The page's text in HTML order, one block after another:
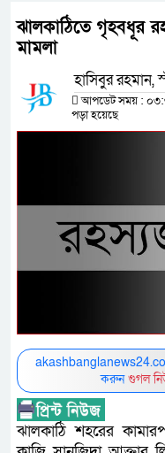
ঝালকাঠিতে গৃহবধূর
মামলা
হাসিবুর রহমান,
আপডেট সময় :
পড়া হয়েছে
করুনগুগল
ঝালকাঠি শহরের